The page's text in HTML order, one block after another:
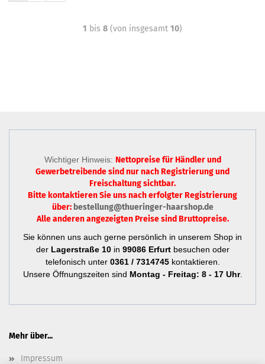
1 bis 8 (von insgesamt 10)
Wichtiger Hinweis: Nettopreise für Händler und
Gewerbetreibende sind nurnach Registrierungund
Freischaltung sichtbar.
Bitte kontaktieren Sie uns nach erfolgter Registrierung
über: bestellung@thueringer-haarshop.de
Alle anderen angezeigten Preise sind Bruttopreise.
Sie können uns auch gerne persönlich in unserem Shop in
der Lagerstraße 10in 99086 Erfurtbesuchen oder
telefonisch unter 0361 / 7314745kontaktieren.
Unsere Öffnungszeiten sind Montag - Freitag: 8 - 17 Uhr.
Mehr über...
Impressum